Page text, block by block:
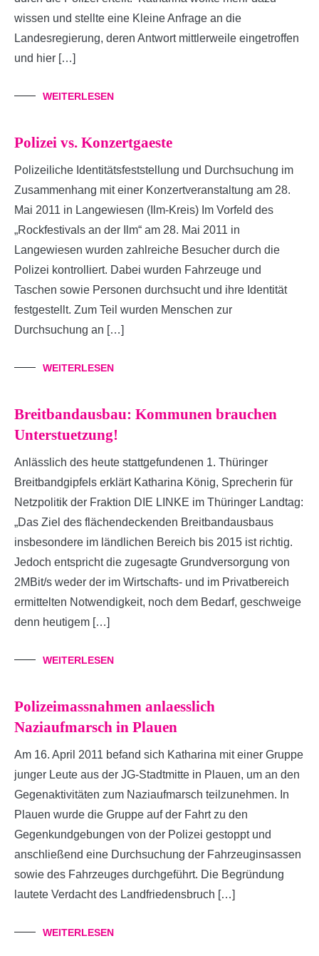
wissen und stellte eine Kleine Anfrage an die
Landesregierung, deren Antwort mittlerweile eingetroffen
und hier […]
WEITERLESEN
Polizei vs. Konzertgaeste
Polizeiliche Identitätsfeststellung und Durchsuchung im
Zusammenhang mit einer Konzertveranstaltung am 28.
Mai 2011 in Langewiesen (Ilm-Kreis) Im Vorfeld des
„Rockfestivals an der Ilm“ am 28. Mai 2011 in
Langewiesen wurden zahlreiche Besucher durch die
Polizei kontrolliert. Dabei wurden Fahrzeuge und
Taschen sowie Personen durchsucht und ihre Identität
festgestellt. Zum Teil wurden Menschen zur
Durchsuchung an […]
WEITERLESEN
Breitbandausbau: Kommunen brauchen
Unterstuetzung!
Anlässlich des heute stattgefundenen 1. Thüringer
Breitbandgipfels erklärt Katharina König, Sprecherin für
Netzpolitik der Fraktion DIE LINKE im Thüringer Landtag:
„Das Ziel des flächendeckenden Breitbandausbaus
insbesondere im ländlichen Bereich bis 2015 ist richtig.
Jedoch entspricht die zugesagte Grundversorgung von
2MBit/s weder der im Wirtschafts- und im Privatbereich
ermittelten Notwendigkeit, noch dem Bedarf, geschweige
denn heutigem […]
WEITERLESEN
Polizeimassnahmen anlaesslich
Naziaufmarsch in Plauen
Am 16. April 2011 befand sich Katharina mit einer Gruppe
junger Leute aus der JG-Stadtmitte in Plauen, um an den
Gegenaktivitäten zum Naziaufmarsch teilzunehmen. In
Plauen wurde die Gruppe auf der Fahrt zu den
Gegenkundgebungen von der Polizei gestoppt und
anschließend eine Durchsuchung der Fahrzeuginsassen
sowie des Fahrzeuges durchgeführt. Die Begründung
lautete Verdacht des Landfriedensbruch […]
WEITERLESEN